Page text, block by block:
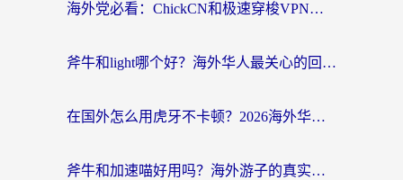
海外党必看：ChickCN和极速穿梭VPN好用吗？3招教你选对回国加速器无缝刷国内资源
斧牛和light哪个好？海外华人最关心的回国加速器选择难题，一篇讲透
在国外怎么用虎牙不卡顿？2026海外华人亲测有效的回国加速器选择指南
斧牛和加速喵好用吗？海外游子的真实选择困境